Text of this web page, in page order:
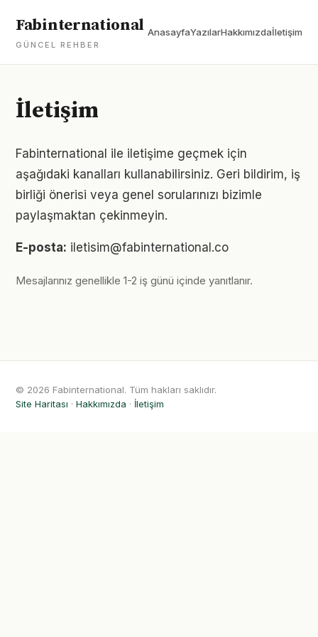
Fabinternational
GÜNCEL REHBER
AnasayfaYazılarHakkımızdaİletişim
İletişim
Fabinternational ile iletişime geçmek için
aşağıdaki kanalları kullanabilirsiniz. Geri bildirim, iş
birliği önerisi veya genel sorularınızı bizimle
paylaşmaktan çekinmeyin.
E-posta: iletisim@fabinternational.co
Mesajlarınız genellikle 1-2 iş günü içinde yanıtlanır.
© 2026 Fabinternational. Tüm hakları saklıdır.
Site Haritası · Hakkımızda · İletişim